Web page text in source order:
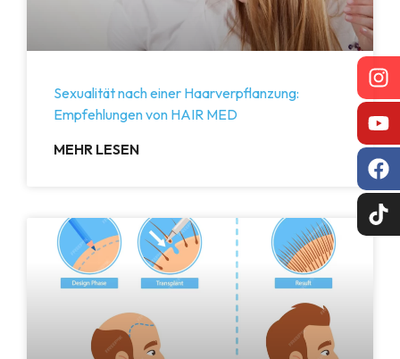
Sexualität nach einer Haarverpflanzung:
Empfehlungen von HAIR MED
MEHR LESEN